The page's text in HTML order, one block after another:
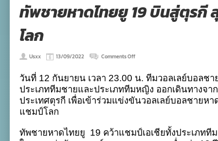
ทัพชายหาดไทยยู 19 บินสู่ตุร
โลก
Usxx 13/09/2022 Comments Offon
ไทย
ยู
19
บิน
ศึก
วันที่ 12 กันยายน เวลา 23.00 น. ทีมวอลเลย์บอลช
ประเภททีมชายและประเภททีมหญิง ออกเดินทางจ
ประเทศตุรกี เพื่อเข้าร่วมแข่งขันวอลเลย์บอลชายห
แชมป์โลก
ทัพชายหาดไทยยู 19 คว้าแชมป์เอเชียทั้งประเภท